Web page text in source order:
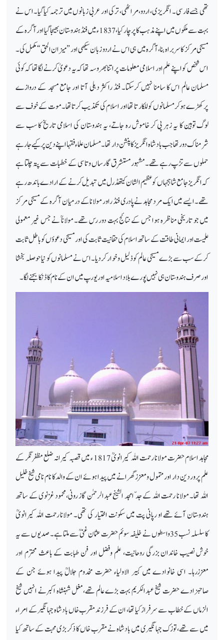
تھی جسے فارسی۔ انگریزی،اردو،مراٹھی، ترکی اور عربی زبانوں میں ترجمہ کیا گیا۔اس نے
بہت سے ملکوں میں اپنے مذہب کا پرچار کیا،1837 ء میں فنڈہندوستان بھیجا گیا اور آگرہ کے
مسیحی مرکز کا سربراہ بنا، آگرہ میں ہی اس نے اردو زبان سیکھی اور ”میزان الحق“ مکمل کی۔
اس شخص کو اپنے علم اور اسلامی معلومات پر اتنا بھروسہ تھاکہ یہ دعویٰ کرنے لگا تھا کہ کوئی
مسلمان عالم اس کا سامنا نہیں کرسکتا۔ فنڈ راکثر دہلی آتا اور جامع مسجد کے دروازے
پرکھڑے ہوکر مسلمانوں کو للکار تا تھا اور اسلام کی تکذیب کرتاتھا۔ موت کے خوف سے
لوگ توہین کا یہ زہر پی کر خاموش رہ جاتے، یہ ہندوستان کی اسلامی تاریخ کا سب سے
شرمناک دور تھا جب بادشاہ انگریز کا پنشن دار تھا۔ مسلمان علماء فقہا اپنے دین پرکیے جارہے
حملوں سے تڑپ رہے تھے۔ مشہور مستشرق گار ساں وتاسی کے خطبات سے پتہ چلتا ہے
کہ انگریز جامع شاہجہاں کو عظیم الشان کیتھڈرل میں تبدیل کرنے کے ارادے باندھ رہے
تھے۔ایسے میں ایک مرد مجاہد نے پادری فنڈ راور مولانا کے درمیان آگرہ کے مسیحی مرکز
میں جو تاریخی مناظرہ ہوا جس کے نتائج بہت دور رس تھے۔ مولاناؒ نے جس غیر معمولی
علمیت اور ایمانی طاقت کے ساتھ اسلام کی حقانیت ثابت کی اور مسیحی دعوؤں کو باطل ثابت
کرکے سب سے بڑے مسیحی عالم کو ذلیل و خوار کردیا۔ اس نے مسلمانوں کو نیا حوصلہ بخشا
اور صرف ہندوستان ہی نہیں پورے بلاد اسلامیہ اور یورپ میں ان کے نام کا ڈنکا بجنے لگا۔
مجاہد اسلام حضرت مولانا رحمت اللہ کیرانویؒ 1817 ء میں قصبہ کیرانہ ضلع مظفرنگر کے
علم پرور دین دار اور متمول و معزز گھرانے میں پیدا ہوئے ان کے والد کا نام نامی شیخ خلیل
اللہ تھا۔ مولانا رحمت اللہ کے جد ّ امجد الشیخ عبدالرحمٰن گاز رونی،محمود غزنوی کے ساتھ
ہندوستان آئے تھے او رپانی پت میں سکونت اختیار کی تھی۔ مولانا رحمت اللہ کیرانویؒ
کاسلسلہ نسب 35واسطوں نے خلیفہ سوئم حضرت عثمان غنیؒ سے ملتا ہے۔ صدیوں سے یہ
خوش نصیب خاندان بزرگی روحانیت، علم وفضل اور فن طبابت کے باعث محترم اور
معززرہا۔ اسی خانوادے میں کبیر الاولیاء حضرت مخدوم جلالؒ پیدا ہوئے جن کے
صاحبزادے حضرت شیخ عبدالکریم بہت بڑے عالم تھے،مغل شہنشاہ اکبرنے انہیں شیخ
الزماں کے خطاب سے سرفراز کیا تھا، ان کے فرزند مقرب خاں بادشاہ جہانگیر کے امراء
میں سے تھے، توزک جہانگیری میں بادشاہ نے مقرب خاں کا ذکر بڑی محبت کے ساتھ کیا